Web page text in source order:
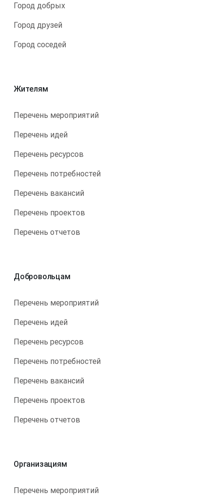
Город добрых
Город друзей
Город соседей
Жителям
Перечень мероприятий
Перечень идей
Перечень ресурсов
Перечень потребностей
Перечень вакансий
Перечень проектов
Перечень отчетов
Добровольцам
Перечень мероприятий
Перечень идей
Перечень ресурсов
Перечень потребностей
Перечень вакансий
Перечень проектов
Перечень отчетов
Организациям
Перечень мероприятий